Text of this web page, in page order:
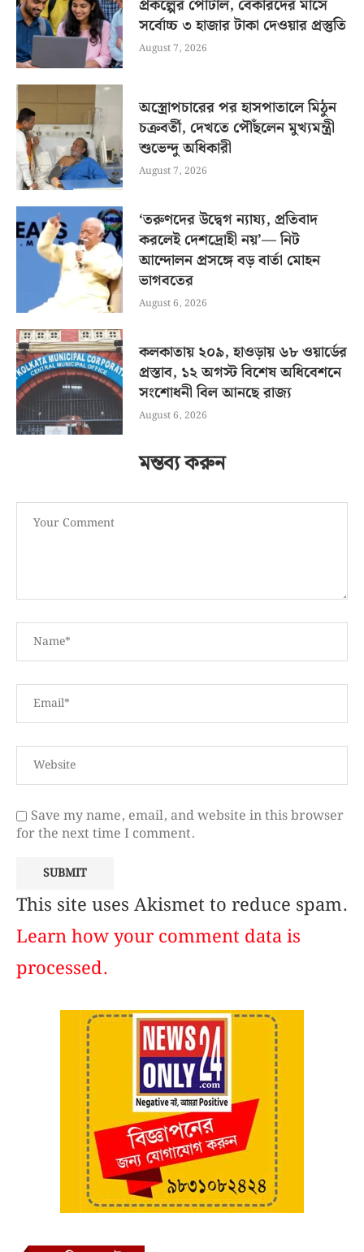
প্রকল্পের পোর্টাল, বেকারদের মাসে
সর্বোচ্চ ৩ হাজার টাকা দেওয়ার প্রস্তুতি
August 7, 2026
অস্ত্রোপচারের পর হাসপাতালে মিঠুন
চক্রবর্তী, দেখতে পৌঁছলেন মুখ্যমন্ত্রী
শুভেন্দু অধিকারী
August 7, 2026
‘তরুণদের উদ্বেগ ন্যায্য, প্রতিবাদ
করলেই দেশদ্রোহী নয়’— নিট
আন্দোলন প্রসঙ্গে বড় বার্তা মোহন
ভাগবতের
August 6, 2026
কলকাতায় ২০৯, হাওড়ায় ৬৮ ওয়ার্ডের
প্রস্তাব, ১২ অগস্ট বিশেষ অধিবেশনে
সংশোধনী বিল আনছে রাজ্য
August 6, 2026
মন্তব্য করুন
Save my name, email, and website in this browser
for the next time I comment.
This site uses Akismet to reduce spam.
Learn how your comment data is
processed.